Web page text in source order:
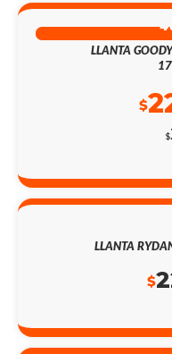
LLANTA
$
$
LLANTA
$